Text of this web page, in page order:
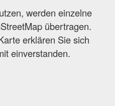
werden einzelne
übertragen.
erklären Sie sich
einverstanden.